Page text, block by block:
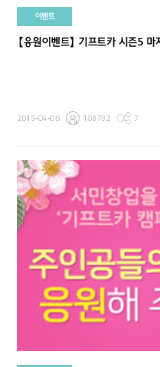
이벤트
【응원이벤트】 기프트카 시즌5
2015-04-06 108782 7